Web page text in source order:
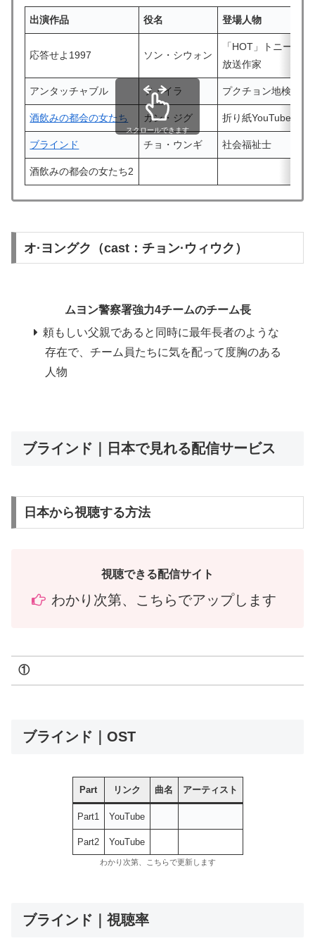
出演作品 役名 登場人物
応答せよ1997 ソン・シウォン
「HOT」トニーの
放送作家
アンタッチャブル ソ・イラ プクチョン地検検事
酒飲みの都会の女たち カン・ジグ 折り紙YouTuber
ブラインド チョ・ウンギ 社会福祉士
酒飲みの都会の女たち2
スクロールできます
オ·ヨングク（cast：チョン·ウィウク）
ムヨン警察署強力4チームのチーム長
頼もしい父親であると同時に最年長者のような
存在で、チーム員たちに気を配って度胸のある
人物
ブラインド｜日本で見れる配信サービス
日本から視聴する方法
視聴できる配信サイト
わかり次第、こちらでアップします
①
ブラインド｜OST
Part リンク 曲名 アーティスト
Part1 YouTube
Part2 YouTube
わかり次第、こちらで更新します
ブラインド｜視聴率